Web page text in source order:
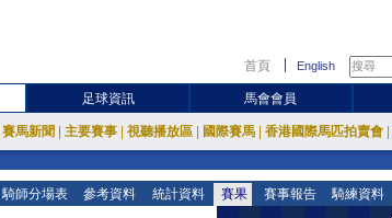
首頁 English
足球資訊 馬會會員
賽馬新聞 主要賽事 視聽播放區 國際賽馬 香港國際馬匹拍賣會
騎師分場表 參考資料 統計資料 賽果 賽事報告 騎練資料